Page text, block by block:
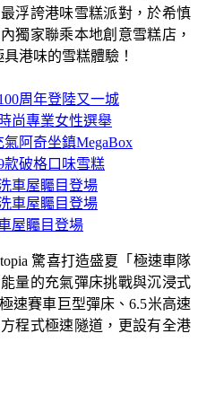
浮誇港味雪糕派對，於希慎
獨家聯乘本地創意雪糕店，
港味的雪糕體驗！
屋矚目登場
驚喜打造盛夏「極速車隊
量的充氣彈床挑戰與沉浸式
速賽車巨型彈床、6.5米高速
程式極速隧道，更設有全港